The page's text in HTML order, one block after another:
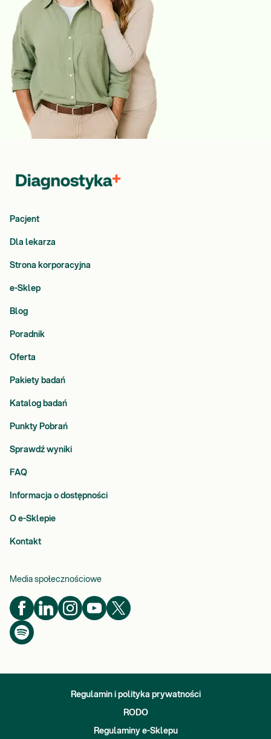
Pacjent
Dla lekarza
Strona korporacyjna
e-Sklep
Blog
Poradnik
Oferta
Pakiety badań
Katalog badań
Punkty Pobrań
Sprawdź wyniki
FAQ
Informacja o dostępności
O e-Sklepie
Kontakt
Media społecznościowe
Regulamin i polityka prywatności
RODO
Regulaminy e-Sklepu